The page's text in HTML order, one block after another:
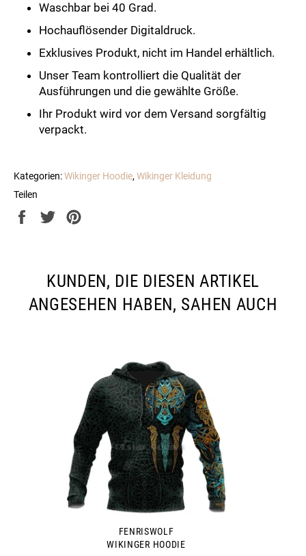
Waschbar bei 40 Grad.
Hochauflösender Digitaldruck.
Exklusives Produkt, nicht im Handel erhältlich.
Unser Team kontrolliert die Qualität der
Ausführungen und die gewählte Größe.
Ihr Produkt wird vor dem Versand sorgfältig
verpackt.
Kategorien:Wikinger Hoodie,Wikinger Kleidung
Teilen
Auf
Auf
KUNDEN, DIE DIESEN ARTIKEL
ANGESEHEN HABEN, SAHEN AUCH
FENRISWOLF
WIKINGER HOODIE